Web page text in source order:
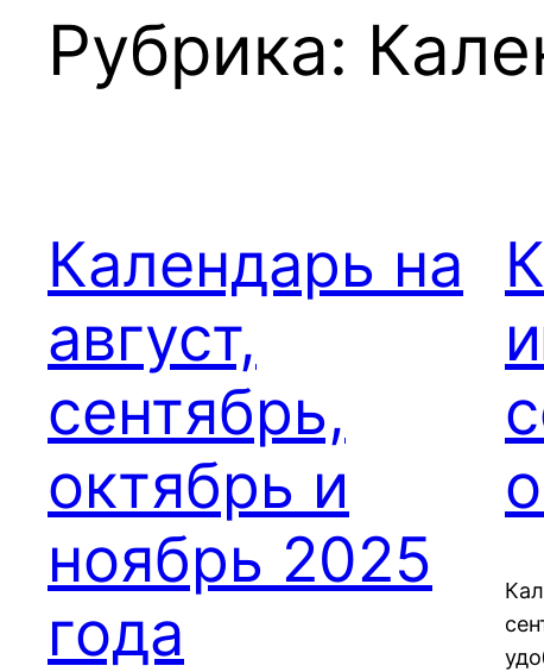
Рубрика:
Календарь на
август,
сентябрь,
октябрь и
ноябрь 2025
года